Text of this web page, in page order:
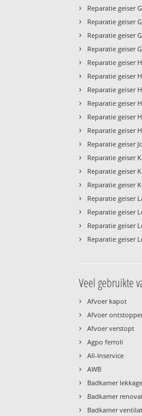
› Reparatie geiser
› Reparatie geiser
› Reparatie geiser
› Reparatie geiser
› Reparatie geiser
› Reparatie geiser
› Reparatie geiser
› Reparatie geiser
› Reparatie geiser
› Reparatie geiser
› Reparatie geiser
› Reparatie geiser
› Reparatie geiser
› Reparatie geiser
› Reparatie geiser
› Reparatie geiser
› Reparatie geiser
› Reparatie geiser
Veel gebruikte
› Afvoer kapot
› Afvoer
› Afvoer verstopt
› Agpo ferroli
› All-Inservice
› AWB
› Badkamer lekkage
› Badkamer
› Badkamer